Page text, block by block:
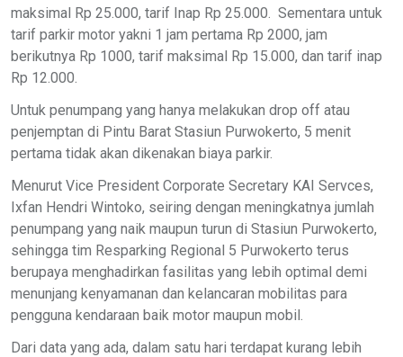
maksimal Rp 25.000, tarif Inap Rp 25.000. Sementara untuk
tarif parkir motor yakni 1 jam pertama Rp 2000, jam
berikutnya Rp 1000, tarif maksimal Rp 15.000, dan tarif inap
Rp 12.000.
Untuk penumpang yang hanya melakukan drop off atau
penjemptan di Pintu Barat Stasiun Purwokerto, 5 menit
pertama tidak akan dikenakan biaya parkir.
Menurut Vice President Corporate Secretary KAI Servces,
Ixfan Hendri Wintoko, seiring dengan meningkatnya jumlah
penumpang yang naik maupun turun di Stasiun Purwokerto,
sehingga tim Resparking Regional 5 Purwokerto terus
berupaya menghadirkan fasilitas yang lebih optimal demi
menunjang kenyamanan dan kelancaran mobilitas para
pengguna kendaraan baik motor maupun mobil.
Dari data yang ada, dalam satu hari terdapat kurang lebih